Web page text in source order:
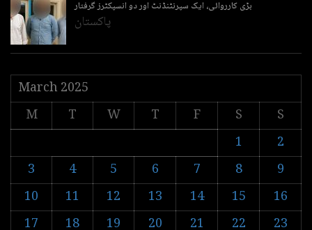
بڑی کارروائی، ایک سپرنٹنڈنٹ اور دو انسپکٹرز گرفتار
پاکستان
March 2025
M
T W T F S
S
1
2
3
4 5 6 7 8
9
10
11 12 13 14 15
16
17
18 19 20 21 22 23